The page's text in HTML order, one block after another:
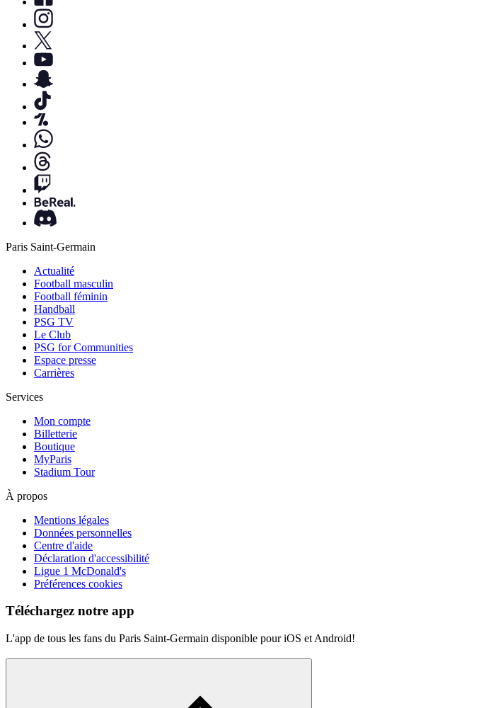
Paris Saint-Germain
Actualité
Football masculin
Football féminin
Handball
PSG TV
Le Club
PSG for Communities
Espace presse
Carrières
Services
Mon compte
Billetterie
Boutique
MyParis
Stadium Tour
À propos
Mentions légales
Données personnelles
Centre d'aide
Déclaration d'accessibilité
Ligue 1 McDonald's
Préférences cookies
Téléchargez notre app
L'app de tous les fans du Paris Saint-Germain disponible pour iOS et Android!